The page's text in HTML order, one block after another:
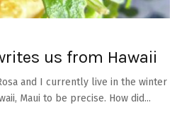
us from Hawaii
and I currently live in the winter
Maui to be precise. How did...